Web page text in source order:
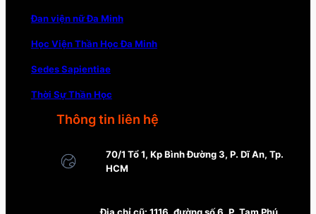
Đan viện nữ Đa Minh
Học Viện Thần Học Đa Minh
Sedes Sapientiae
Thời Sự Thần Học
Thông tin liên hệ
70/1 Tổ 1, Kp Bình Đường 3, P. Dĩ An, Tp.
HCM